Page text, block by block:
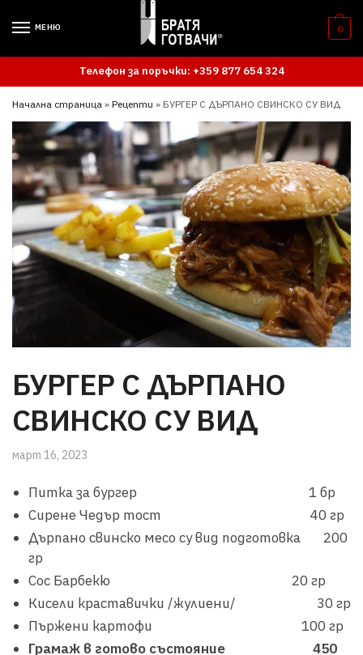
МЕНЮ 0
Телефон за поръчки: +359 877 654 324
Начална страница » Рецепти » БУРГЕР С ДЪРПАНО СВИНСКО СУ ВИД
БУРГЕР С ДЪРПАНО
СВИНСКО СУ ВИД
март 16, 2023
Питка за бургер 1 бр
Сирене Чедър тост 40 гр
Дърпано свинско месо су вид подготовка 200
гр
Сос Барбекю 20 гр
Кисели краставички /жулиени/ 30 гр
Пържени картофи 100 гр
Грамаж в готово състояние
450